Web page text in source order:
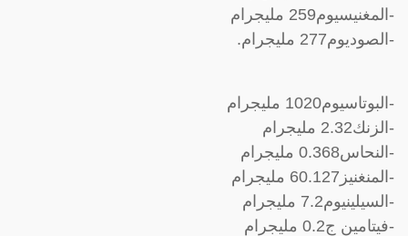
-المغنيسيوم259 مليجرام
-الصوديوم277 مليجرام.
-البوتاسيوم1020 مليجرام
-الزنك2.32 مليجرام
-النحاس0.368 مليجرام
-المنغنيز60.127 مليجرام
-السيلينيوم7.2 مليجرام
-فيتامين ج0.2 مليجرام